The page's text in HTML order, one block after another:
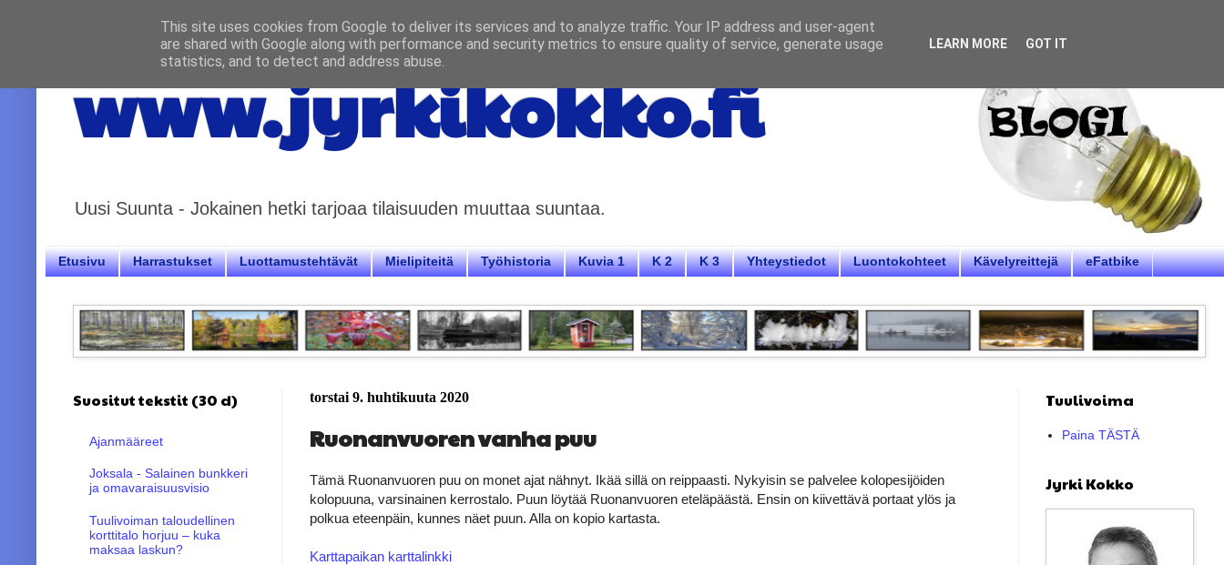
www.jyrkikokko.fi
Uusi Suunta - Jokainen hetki tarjoaa tilaisuuden muuttaa suuntaa.
Etusivu Harrastukset Luottamustehtävät Mielipiteitä Työhistoria Kuvia 1 K 2 K 3 Yhteystiedot Luontokohteet Kävelyreittejä eFatbike
torstai 9. huhtikuuta 2020
Ruonanvuoren vanha puu
Tämä Ruonanvuoren puu on monet ajat nähnyt. Ikää sillä on reippaasti. Nykyisin se palvelee kolopesijöiden
kolopuuna, varsinainen kerrostalo. Puun löytää Ruonanvuoren eteläpäästä. Ensin on kiivettävä portaat ylös ja
polkua eteenpäin, kunnes näet puun. Alla on kopio kartasta.
Karttapaikan karttalinkki
Suositut tekstit (30 d)
Ajanmääreet
Joksala - Salainen bunkkeri
ja omavaraisuusvisio
Tuulivoiman taloudellinen
korttitalo horjuu – kuka
maksaa laskun?
Tuulivoima
Paina TÄSTÄ
Jyrki Kokko
This site uses cookies from Google to deliver its services and to analyze traffic. Your IP address and user-agent
are shared with Google along with performance and security metrics to ensure quality of service, generate usage
statistics, and to detect and address abuse.
LEARN MORE GOT IT